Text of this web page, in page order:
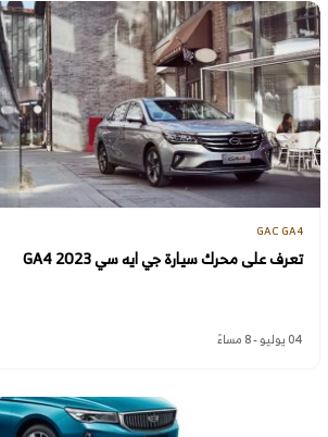
GAC GA4
تعرف على محرك سيارة جي ايه سي GA4 2023
04 يوليو - 8 مساءً